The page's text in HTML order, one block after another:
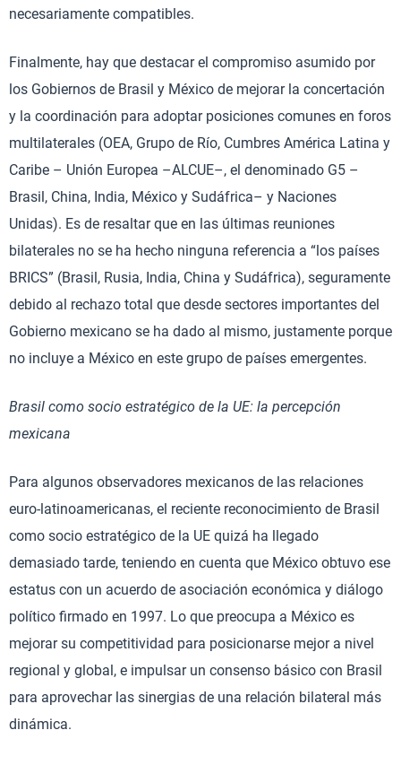
necesariamente compatibles.
Finalmente, hay que destacar el compromiso asumido por
los Gobiernos de Brasil y México de mejorar la concertación
y la coordinación para adoptar posiciones comunes en foros
multilaterales (OEA, Grupo de Río, Cumbres América Latina y
Caribe – Unión Europea –ALCUE–, el denominado G5 –
Brasil, China, India, México y Sudáfrica– y Naciones
Unidas). Es de resaltar que en las últimas reuniones
bilaterales no se ha hecho ninguna referencia a “los países
BRICS” (Brasil, Rusia, India, China y Sudáfrica), seguramente
debido al rechazo total que desde sectores importantes del
Gobierno mexicano se ha dado al mismo, justamente porque
no incluye a México en este grupo de países emergentes.
Brasil como socio estratégico de la UE: la percepción
mexicana
Para algunos observadores mexicanos de las relaciones
euro-latinoamericanas, el reciente reconocimiento de Brasil
como socio estratégico de la UE quizá ha llegado
demasiado tarde, teniendo en cuenta que México obtuvo ese
estatus con un acuerdo de asociación económica y diálogo
político firmado en 1997. Lo que preocupa a México es
mejorar su competitividad para posicionarse mejor a nivel
regional y global, e impulsar un consenso básico con Brasil
para aprovechar las sinergias de una relación bilateral más
dinámica.